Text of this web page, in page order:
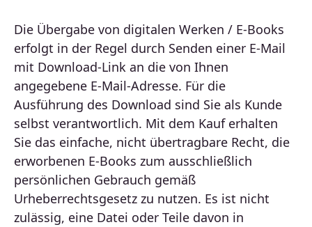
Die Übergabe von digitalen Werken / E-Books
erfolgt in der Regel durch Senden einer E-Mail
mit Download-Link an die von Ihnen
angegebene E-Mail-Adresse. Für die
Ausführung des Download sind Sie als Kunde
selbst verantwortlich. Mit dem Kauf erhalten
Sie das einfache, nicht übertragbare Recht, die
erworbenen E-Books zum ausschließlich
persönlichen Gebrauch gemäß
Urheberrechtsgesetz zu nutzen. Es ist nicht
zulässig, eine Datei oder Teile davon in